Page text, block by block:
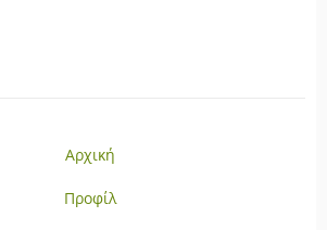
Αρχική
Προφίλ